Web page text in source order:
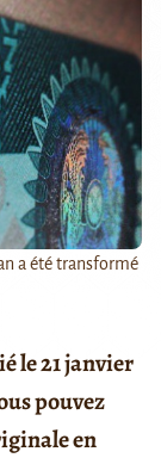
a été transformé
le 21 janvier
pouvez
en